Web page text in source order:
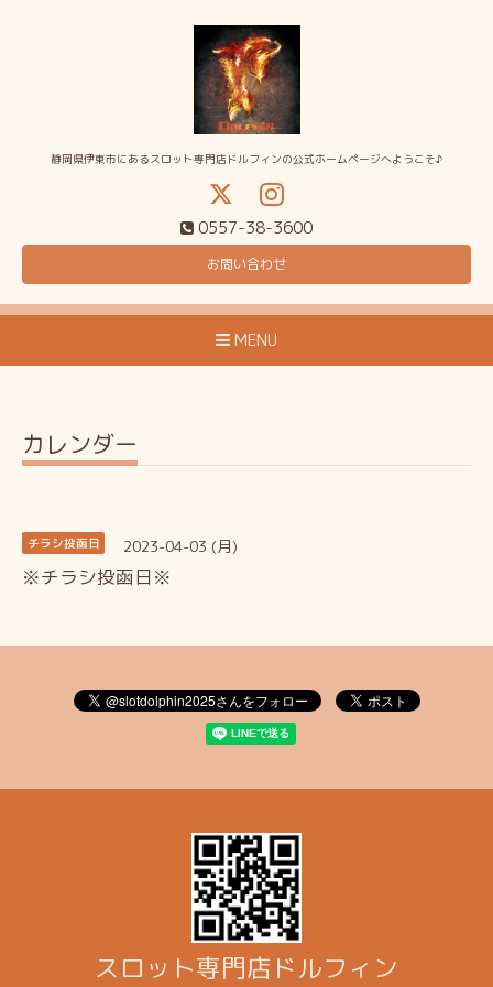
静岡県伊東市にあるスロット専門店ドルフィンの公式ホームページへようこそ♪
0557-38-3600
お問い合わせ
MENU
カレンダー
チラシ投函日 2023-04-03 (月)
※チラシ投函日※
スロット専門店ドルフィン